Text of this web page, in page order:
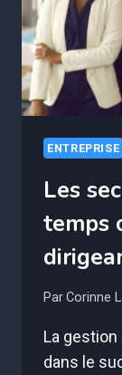
ENTREPRISE
Les
temps
ParCorinne
La
dans le